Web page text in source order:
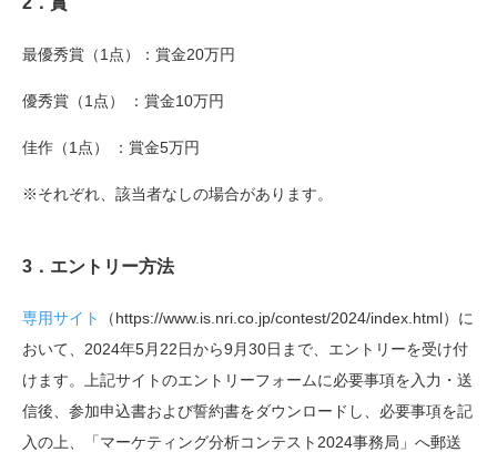
最優秀賞（1点）：賞金20万円
優秀賞（1点） ：賞金10万円
佳作（1点） ：賞金5万円
※それぞれ、該当者なしの場合があります。
3 ． エントリー方法
専用サイト
（https://www.is.nri.co.jp/contest/2024/index.html）に
おいて、2024年5月22日から9月30日まで、エントリーを受け付
けます。上記サイトのエントリーフォームに必要事項を入力・送
信後、参加申込書および誓約書をダウンロードし、必要事項を記
入の上、「マーケティング分析コンテスト2024事務局」へ郵送